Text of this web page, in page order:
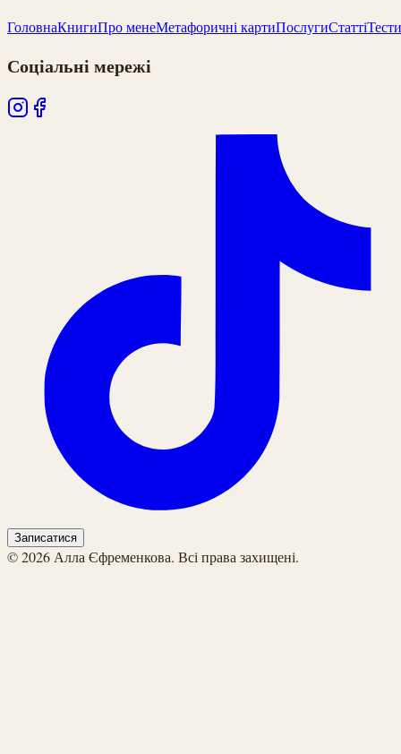
ГоловнаКнигиПро менеМетафоричні картиПослугиСтаттіТести
Соціальні мережі
Записатися
© 2026 Алла Єфременкова. Всі права захищені.